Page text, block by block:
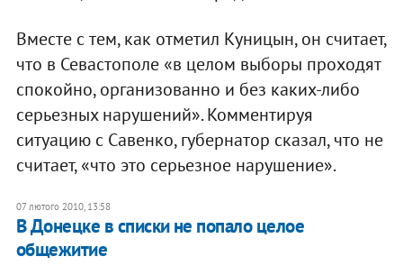
Вместе с тем, как отметил Куницын, он считает,
что в Севастополе «в целом выборы проходят
спокойно, организованно и без каких-либо
серьезных нарушений». Комментируя
ситуацию с Савенко, губернатор сказал, что не
считает, «что это серьезное нарушение».
07 лютого 2010, 13:58
В Донецке в списки не попало целое
общежитие